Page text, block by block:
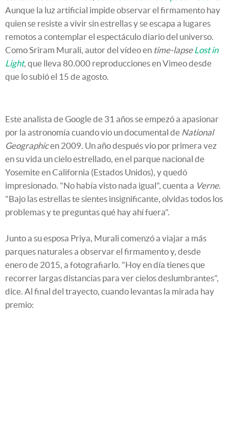
Aunque la luz artificial impide observar el firmamento hay
quien se resiste a vivir sin estrellas y se escapa a lugares
remotos a contemplar el espectáculo diario del universo.
Como Sriram Murali, autor del vídeo en time-lapse Lost in
Light, que lleva 80.000 reproducciones en Vimeo desde
que lo subió el 15 de agosto.
Este analista de Google de 31 años se empezó a apasionar
por la astronomía cuando vio un documental de National
Geographicen 2009. Un año después vio por primera vez
en su vida un cielo estrellado, en el parque nacional de
Yosemite en California (Estados Unidos), y quedó
impresionado. "No había visto nada igual", cuenta a Verne.
"Bajo las estrellas te sientes insignificante, olvidas todos los
problemas y te preguntas qué hay ahí fuera".
Junto a su esposa Priya, Murali comenzó a viajar a más
parques naturales a observar el firmamento y, desde
enero de 2015, a fotografiarlo. "Hoy en día tienes que
recorrer largas distancias para ver cielos deslumbrantes",
dice. Al final del trayecto, cuando levantas la mirada hay
premio: